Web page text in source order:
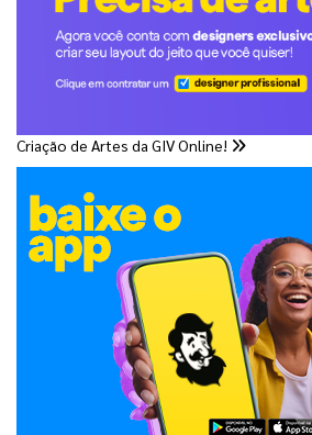
Criação de Artes da GIV Online!